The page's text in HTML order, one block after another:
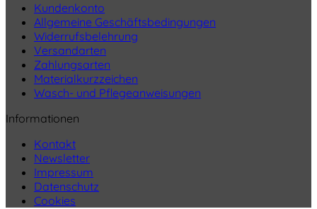
Kundenkonto
Allgemeine Geschäftsbedingungen
Widerrufsbelehrung
Versandarten
Zahlungsarten
Materialkurzzeichen
Wasch- und Pflegeanweisungen
Informationen
Kontakt
Newsletter
Impressum
Datenschutz
Cookies